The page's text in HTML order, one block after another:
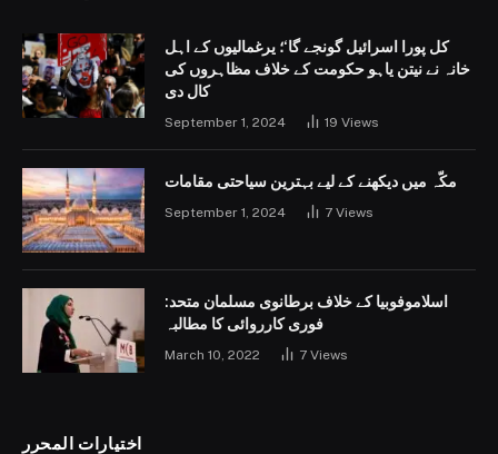
کل پورا اسرائیل گونجے گا‘؛ یرغمالیوں کے اہل
خانہ نے نیتن یاہو حکومت کے خلاف مظاہروں کی
کال دی
September 1, 2024 19 Views
مکّہ میں دیکھنے کے لیے بہترین سیاحتی مقامات
September 1, 2024 7 Views
اسلاموفوبیا کے خلاف برطانوی مسلمان متحد:
فوری کارروائی کا مطالبہ
March 10, 2022 7 Views
اختيارات المحرر